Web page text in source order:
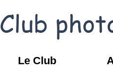
Club
Le Club